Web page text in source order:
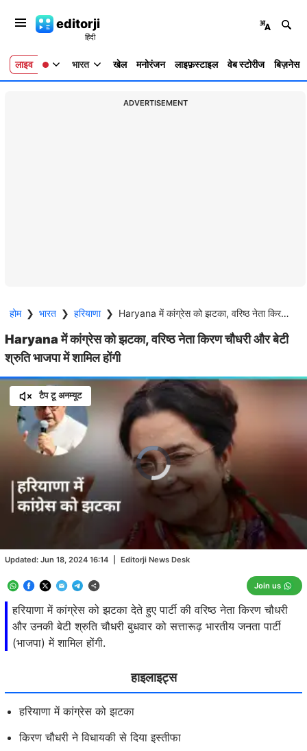
editorji
लाइव भारत खेल मनोरंजन लाइफ़स्टाइल वेब स्टोरीज बिज़नेस
ADVERTISEMENT
होम ❯ भारत ❯ हरियाणा ❯ Haryana में कांग्रेस को झटका, वरिष्ठ नेता किरण चौधरी और बेटी श्रुति भाजपा में शामिल होंगी
Haryana में कांग्रेस को झटका, वरिष्ठ नेता किरण चौधरी और बेटी
श्रुति भाजपा में शामिल होंगी
हरियाणा में कांग्रेस को झटका देते हुए पार्टी की वरिष्ठ नेता किरण चौधरी
और उनकी बेटी श्रुति चौधरी बुधवार को सत्तारूढ़ भारतीय जनता पार्टी
(भाजपा) में शामिल होंगी.
Updated: Jun 18, 2024 16:14 Editorji News Desk
Join us
टैप टू अनम्यूट
Video
Player
is
loading.
Unmute
हाइलाइट्स
हरियाणा में कांग्रेस को झटका
किरण चौधरी ने विधायकी से दिया इस्तीफा